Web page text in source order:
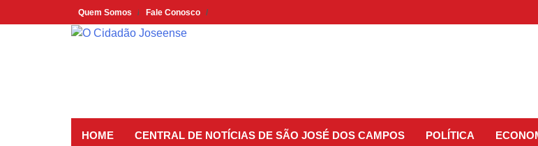
to
Quem Somos Fale Conosco
HOME CENTRAL DE NOTÍCIAS DE SÃO JOSÉ DOS CAMPOS POLÍTICA